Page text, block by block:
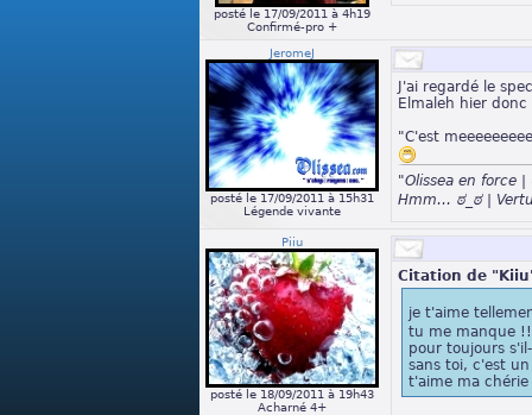
posté le 17/09/2011 à 4h19
Confirmé-pro +
JeromeJ
posté le 17/09/2011 à 15h31
Légende vivante
J'ai regardé le
Elmaleh hier
"C'est
"Olissea en force |
Hmm… ಠ_ಠ |
Piiu
posté le 18/09/2011 à 19h43
Acharné 4+
Citation de
je t'aime
tu me manque
pour toujours
sans toi, c'est
t'aime ma